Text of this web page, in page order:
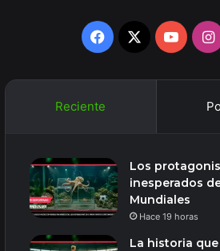
Facebook
X
Reciente
Los
inesperados
Mundiales
Hace 19 horas
La historia